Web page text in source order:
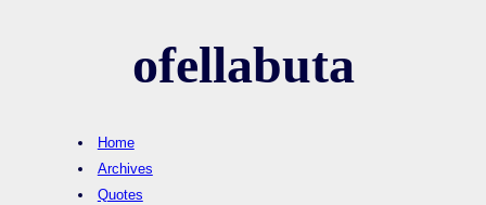
ofellabuta
Home
Archives
Quotes